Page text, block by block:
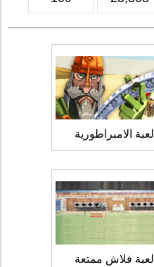
لعبة الامبراطورية
لعبة فلاش ممتعة